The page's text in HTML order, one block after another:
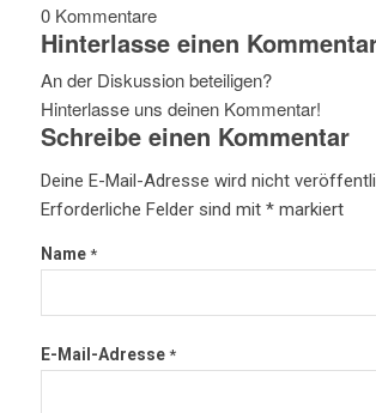
0 Kommentare
Hinterlasse einen
An der Diskussion beteiligen?
Hinterlasse uns deinen Kommentar!
Schreibe einen Kommentar
Deine E-Mail-Adresse wird nicht
Erforderliche Felder sind mit *markiert
Name *
E-Mail-Adresse *